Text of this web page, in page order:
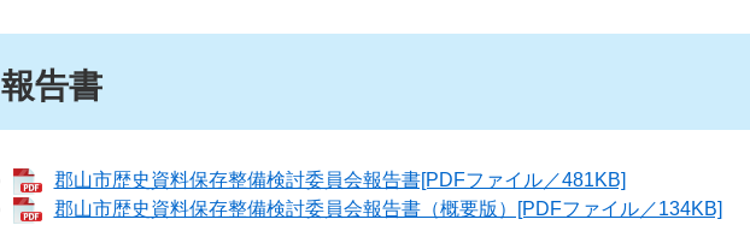
報告書
郡山市歴史資料保存整備検討委員会報告書[PDFファイル／481KB]
郡山市歴史資料保存整備検討委員会報告書（概要版）[PDFファイル／134KB]